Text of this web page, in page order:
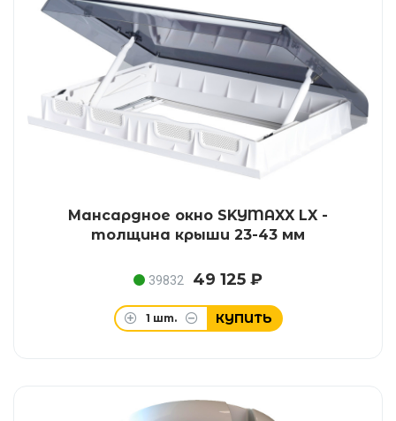
Мансардное окно SKYMAXX LX -
толщина крыши 23-43 мм
39832 49 125 ₽
1 шт. КУПИТЬ